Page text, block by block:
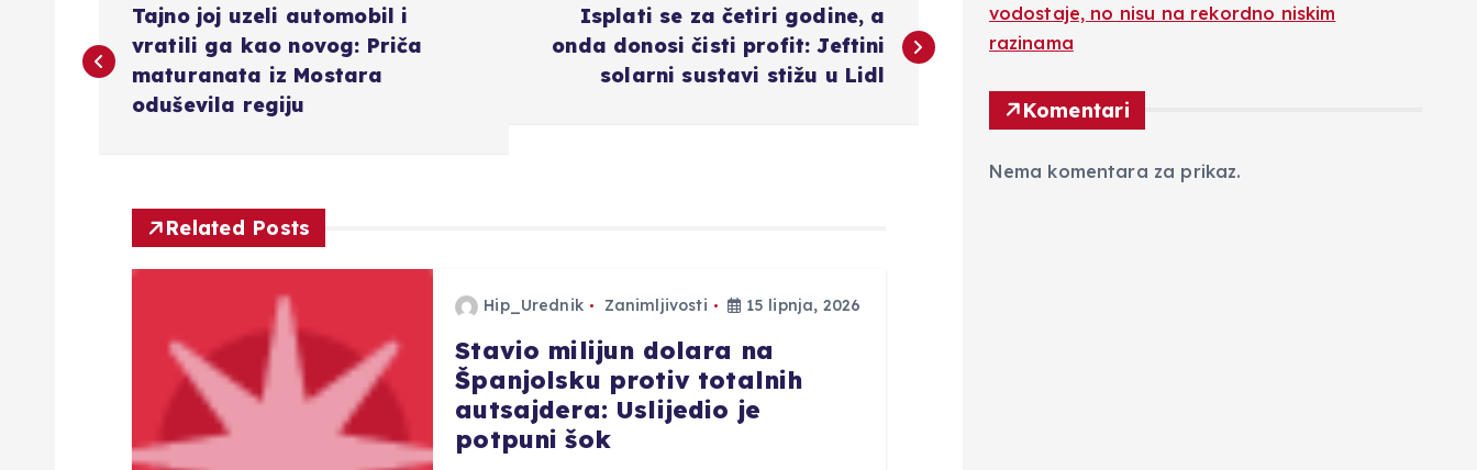
a
Tajno joj uzeli automobil i
vratili ga kao novog: Priča
maturanata iz Mostara
oduševila regiju
Isplati se za četiri godine, a
onda donosi čisti profit: Jeftini
solarni sustavi stižu u Lidl
Related Posts
Hip_Urednik Zanimljivosti 15 lipnja, 2026
Stavio milijun dolara na
Španjolsku protiv totalnih
autsajdera: Uslijedio je
potpuni šok
vodostaje, no nisu na rekordno niskim
razinama
Komentari
Nema komentara za prikaz.